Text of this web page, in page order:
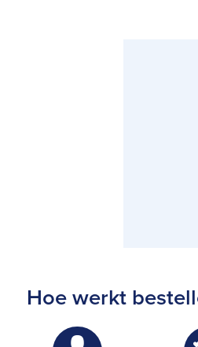
Bekijk
Hoe werkt